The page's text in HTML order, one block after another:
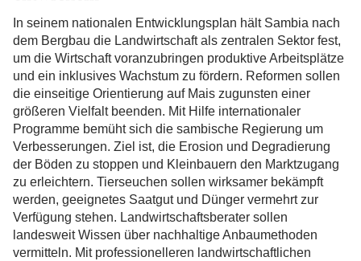
In seinem nationalen Entwicklungsplan hält Sambia nach
dem Bergbau die Landwirtschaft als zentralen Sektor fest,
um die Wirtschaft voranzubringen produktive Arbeitsplätze
und ein inklusives Wachstum zu fördern. Reformen sollen
die einseitige Orientierung auf Mais zugunsten einer
größeren Vielfalt beenden. Mit Hilfe internationaler
Programme bemüht sich die sambische Regierung um
Verbesserungen. Ziel ist, die Erosion und Degradierung
der Böden zu stoppen und Kleinbauern den Marktzugang
zu erleichtern. Tierseuchen sollen wirksamer bekämpft
werden, geeignetes Saatgut und Dünger vermehrt zur
Verfügung stehen. Landwirtschaftsberater sollen
landesweit Wissen über nachhaltige Anbaumethoden
vermitteln. Mit professionelleren landwirtschaftlichen